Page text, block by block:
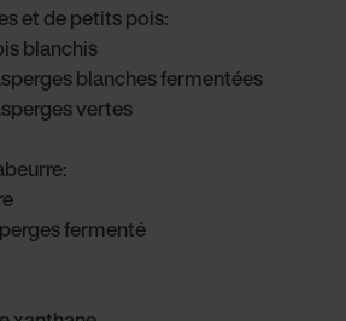
et de petits pois:
blanchis
blanches fermentées
vertes
fermenté